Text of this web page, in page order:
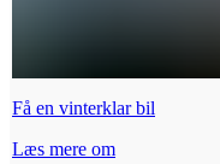
Få en vinterklar bil
Læs mere om